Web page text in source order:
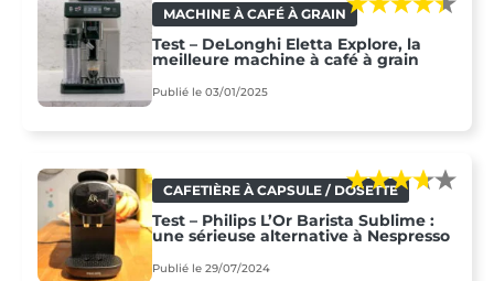
MACHINE À CAFÉ À GRAIN
Test – DeLonghi Eletta Explore, la
meilleure machine à café à grain
Publié le 03/01/2025
CAFETIÈRE À CAPSULE / DOSETTE
Test – Philips L’Or Barista Sublime :
une sérieuse alternative à Nespresso
Publié le 29/07/2024